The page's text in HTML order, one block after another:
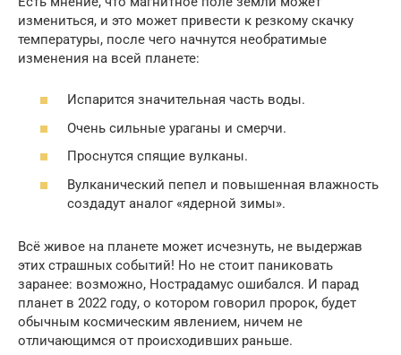
измениться, и это может привести к резкому скачку
температуры, после чего начнутся необратимые
изменения на всей планете:
Испарится значительная часть воды.
Очень сильные ураганы и смерчи.
Проснутся спящие вулканы.
Вулканический пепел и повышенная влажность
создадут аналог «ядерной зимы».
Всё живое на планете может исчезнуть, не выдержав
этих страшных событий! Но не стоит паниковать
заранее: возможно, Нострадамус ошибался. И парад
планет в 2022 году, о котором говорил пророк, будет
обычным космическим явлением, ничем не
отличающимся от происходивших раньше.